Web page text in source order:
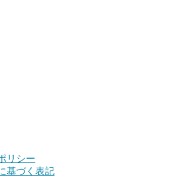
リシー
基づく表記